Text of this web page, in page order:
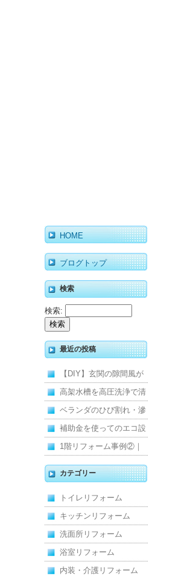
HOME
ブログトップ
検索
検索:
最近の投稿
【DIY】玄関の隙間風が
寒くて断熱ドアに交換し
ました
高架水槽を高圧洗浄で清
掃！衛生的な給水環境を
維持｜施工事例
ベランダのひび割れ・滲
みを解消！賃貸マンショ
ン防水工事
補助金を使ってのエコ設
備住宅リフォーム
1階リフォーム事例②｜
キッチン・床・収納を一
新し、扉新設で動線を整
えた全面改修
カテゴリー
トイレリフォーム
キッチンリフォーム
洗面所リフォーム
浴室リフォーム
内装・介護リフォーム